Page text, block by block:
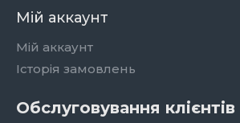
Мій аккаунт
Мій аккаунт
Історія замовлень
Обслуговування клієнтів